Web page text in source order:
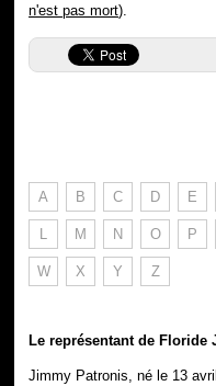
n'est pas mort).
A B C D E
L M N O P
W X Y Z
Le représentant de
Jimmy Patronis, né le 13